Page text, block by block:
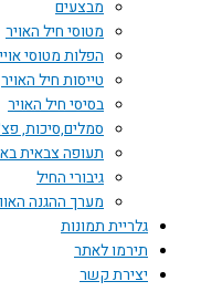
מבצעים
מטוסי חיל האויר
הפלות מטוסי אוייב
טייסות חיל האויר
בסיסי חיל האויר
סמלים,סיכות, פצ'ים,
תעופה צבאית בארץ
גיבורי החיל
מערך ההגנה האווירית
גלריית תמונות
תירמו לאתר
יצירת קשר